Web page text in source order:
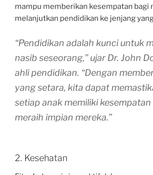
mampu memberikan kesempatan bagi
melanjutkan pendidikan ke jenjang
“Pendidikan adalah kunci untuk
nasib seseorang,” ujar Dr. John
ahli pendidikan. “Dengan
yang setara, kita dapat
setiap anak memiliki
meraih impian mereka.”
2. Kesehatan